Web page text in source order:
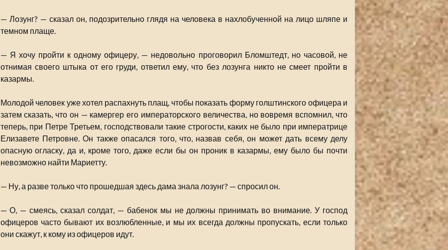
— Лозунг? — сказал он, подозрительно глядя на человека в нахлобученной на лицо шляпе и
темном плаще.
— Я хочу пройти к одному офицеру, — недовольно проговорил Бломштедт, но часовой, не
отнимая своего штыка от его груди, ответил ему, что без лозунга никто не смеет пройти в
казармы.
Молодой человек уже хотел распахнуть плащ, чтобы показать форму голштинского офицера и
затем сказать, что он — камергер его императорского величества, но вовремя вспомнил, что
теперь, при Петре Третьем, господствовали такие строгости, каких не было при императрице
Елизавете Петровне. Он также опасался того, что, назвав себя, он может дать всему делу
опасную огласку, да и, кроме того, даже если бы он проник в казармы, ему было бы почти
невозможно найти Мариетту.
— Ну, а разве только что прошедшая здесь дама знала лозунг? — спросил он.
— О, — смеясь, сказал солдат, — бабенок мы не должны принимать во внимание. У господ
офицеров часто бывают их возлюбленные, и мы их всегда должны пропускать, если только
они скажут, к кому из офицеров идут.